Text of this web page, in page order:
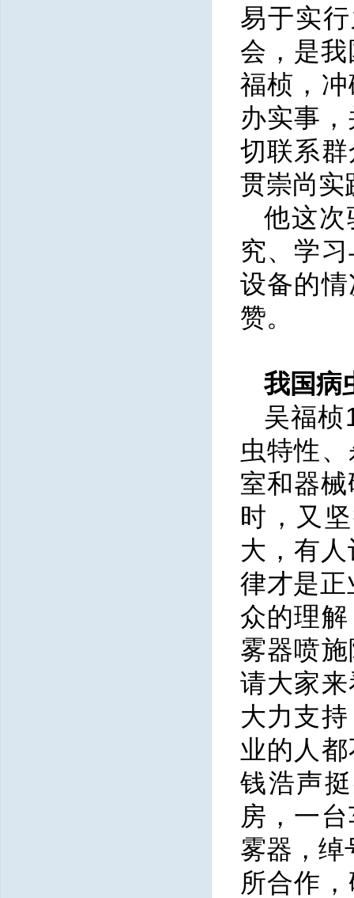
易于实
会，是
福桢，
办实事
切联系
贯崇尚实
他这次
究、学
设备的
赞。
我国病
吴福桢
虫特性
室和器
时，又
大，有
律才是正
众的理
雾器喷
请大家
大力支
业的人
钱浩声
房，一
雾器，绰
所合作